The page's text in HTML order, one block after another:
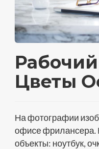
Цветы
На фотографии
офисе фрилансера.
объекты: ноутбук,